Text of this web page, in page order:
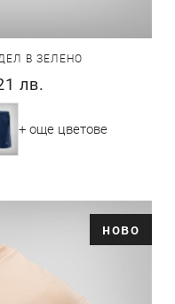
В ЗЕЛЕНО
лв.
+ още цветове
ново